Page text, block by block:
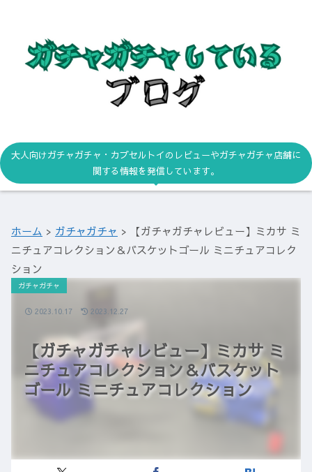
大人向けガチャガチャ・カプセルトイのレビューやガチャガチャ店舗に
関する情報を発信しています。
ホーム > ガチャガチャ >
【ガチャガチャレビュー】ミカサ ミ
ニチュアコレクション＆バスケットゴール ミニチュアコレク
ション
【ガチャガチャレビュー】ミカサ ミ
ニチュアコレクション＆バスケット
ゴール ミニチュアコレクション
ガチャガチャ
2023.10.17 2023.12.27